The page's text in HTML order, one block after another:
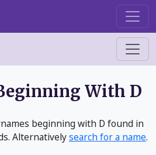
With D
beginning with D found in
Alternativelysearch for a name.